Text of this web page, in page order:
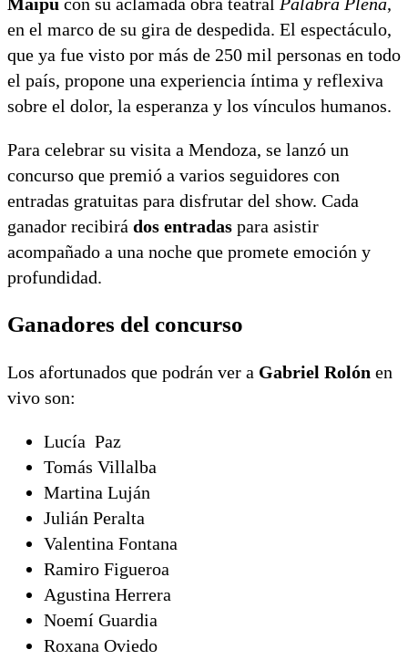
en el marco de su gira de despedida. El espectáculo,
que ya fue visto por más de 250 mil personas en todo
el país, propone una experiencia íntima y reflexiva
sobre el dolor, la esperanza y los vínculos humanos.
Para celebrar su visita a Mendoza, se lanzó un
concurso que premió a varios seguidores con
entradas gratuitas para disfrutar del show. Cada
ganador recibirá dos entradas para asistir
acompañado a una noche que promete emoción y
profundidad.
Ganadores del concurso
Los afortunados que podrán ver a Gabriel Rolón en
vivo son:
Lucía Paz
Tomás Villalba
Martina Luján
Julián Peralta
Valentina Fontana
Ramiro Figueroa
Agustina Herrera
Noemí Guardia
Roxana Oviedo